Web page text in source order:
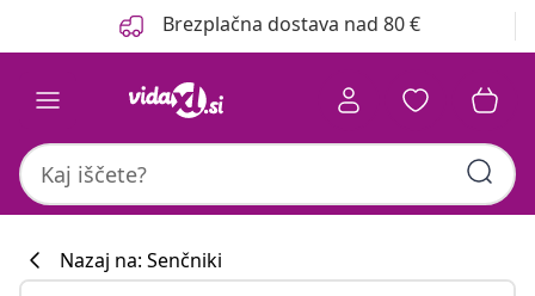
Brezplačna dostava nad 80 €
Nazaj na: Senčniki